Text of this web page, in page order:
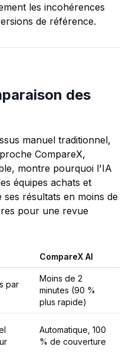
les incohérences
de référence.
des
manuel traditionnel,
CompareX,
montre pourquoi l'IA
équipes achats et
ses résultats en moins de
pour une revue
CompareX AI
par
Moins de 2
minutes (90 %
plus rapide)
Automatique, 100
% de couverture